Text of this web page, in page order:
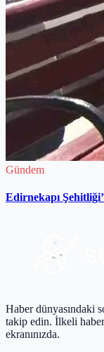
Gündem
Edirnekapı
Haber dünyasındaki
takip edin. İlkeli
ekranınızda.